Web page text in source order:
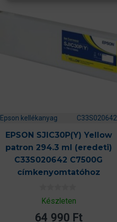
Epson kellékanyag C33S020642
EPSON SJIC30P(Y) Yellow
patron 294.3 ml (eredeti)
C33S020642 C7500G
címkenyomtatóhoz
0
a
5
Készleten
64 990 Ft